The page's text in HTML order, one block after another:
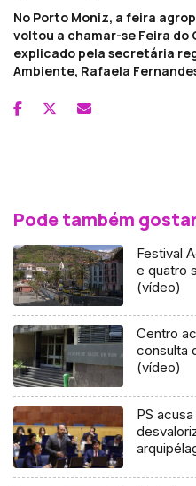
No Porto Moniz, a feira
voltou a chamar-se Feira do
explicado pela secretária
Ambiente, Rafaela
Pode também
Festival
e quatro
(vídeo)
Centro
consulta
(vídeo)
PS